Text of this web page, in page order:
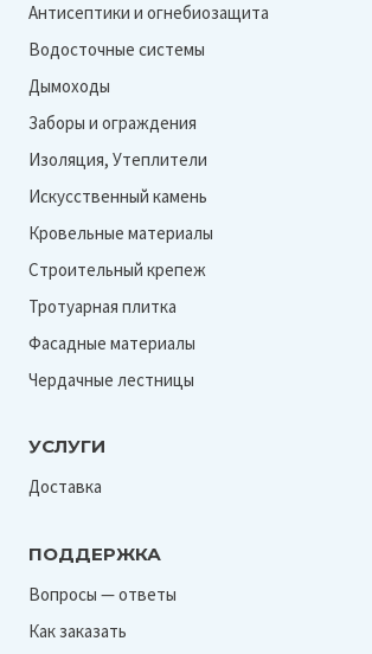
Антисептики и огнебиозащита
Водосточные системы
Дымоходы
Заборы и ограждения
Изоляция, Утеплители
Искусственный камень
Кровельные материалы
Строительный крепеж
Тротуарная плитка
Фасадные материалы
Чердачные лестницы
УСЛУГИ
Доставка
ПОДДЕРЖКА
Вопросы — ответы
Как заказать